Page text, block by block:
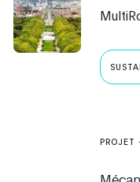
PROJET